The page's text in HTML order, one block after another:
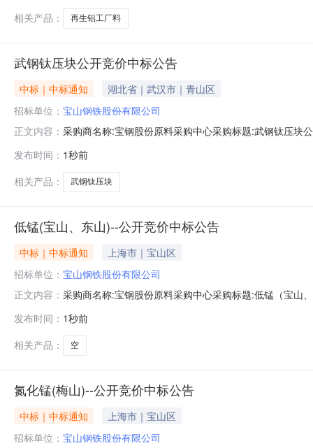
相关产品：
再生铝工厂料
武钢钛压块公开竞价中标公告
中标｜中标通知
湖北省｜武汉市｜青山区
招标单位： 宝山钢铁股份有限公司
正文内容： 采购商名称:宝钢股份原料采购中心采购标题:武钢钛压块
发布时间： 1秒前
相关产品：
武钢钛压块
低锰(宝山、东山)--公开竞价中标公告
中标｜中标通知
上海市｜宝山区
招标单位： 宝山钢铁股份有限公司
正文内容： 采购商名称:宝钢股份原料采购中心采购标题:低锰（宝山
发布时间： 1秒前
相关产品：
空
氮化锰(梅山)--公开竞价中标公告
中标｜中标通知
上海市｜宝山区
招标单位： 宝山钢铁股份有限公司